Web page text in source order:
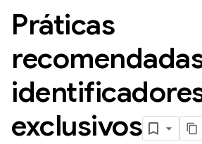
Práticas
exclusivos